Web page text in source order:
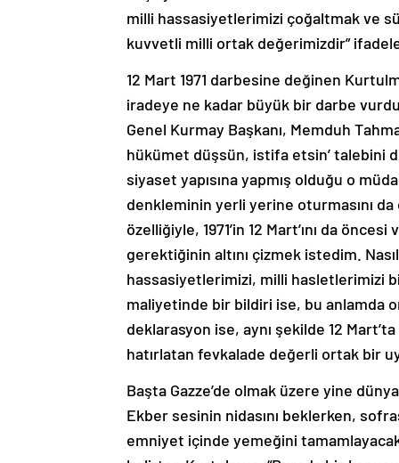
kuvvetli milli ortak değerimizdir”
iradeye ne kadar büyük bir darbe
Genel Kurmay Başkanı, Memduh
hükümet düşsün, istifa etsin’ talebini
siyaset yapısına yapmış olduğu o
denkleminin yerli yerine oturmasını
özelliğiyle, 1971’in 12 Mart’ını da
gerektiğinin altını çizmek istedim.
hassasiyetlerimizi, milli hasletlerimizi
maliyetinde bir bildiri ise, bu anlamda
deklarasyon ise, aynı şekilde 12
hatırlatan fevkalade değerli ortak bir
Ekber sesinin nidasını beklerken,
emniyet içinde yemeğini
belirten Kurtulmuş, “Burada biz